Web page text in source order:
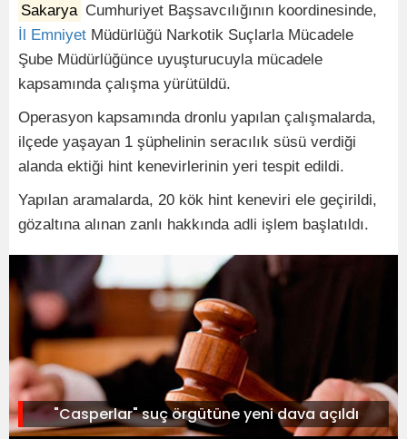
Sakarya Cumhuriyet Başsavcılığının koordinesinde,
İl Emniyet Müdürlüğü Narkotik Suçlarla Mücadele
Şube Müdürlüğünce uyuşturucuyla mücadele
kapsamında çalışma yürütüldü.
Operasyon kapsamında dronlu yapılan çalışmalarda,
ilçede yaşayan 1 şüphelinin seracılık süsü verdiği
alanda ektiği hint kenevirlerinin yeri tespit edildi.
Yapılan aramalarda, 20 kök hint keneviri ele geçirildi,
gözaltına alınan zanlı hakkında adli işlem başlatıldı.
"Casperlar" suç örgütüne yeni dava açıldı